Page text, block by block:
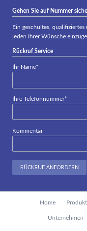
Gehen Sie auf Nummer
Ein geschultes,
jeden Ihrer Wünsche
Rückruf Service
Pflichtfeld
Ihr Name*
Pflichtfeld
Ihre Telefonnummer*
Kommentar
RÜCKRUF ANFORDERN
Home
Unternehmen